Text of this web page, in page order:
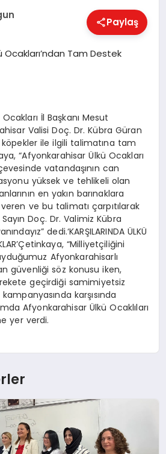
Paylaş
İl Başkanı Mesut
Valisi Doç. Dr. Kübra Güran
köpekler ile ilgili talimatına tam
“Afyonkarahisar Ülkü Ocakları
vatandaşının can
yüksek ve tehlikeli olan
en yakın barınaklara
veren ve bu talimatı çarpıtılarak
Doç. Dr. Valimiz Kübra
dedi.‘KARŞILARINDA ÜLKÜ
“Milliyetçiliğini
Afyonkarahisarlı
güvenliği söz konusu iken,
geçirdiği samimiyetsiz
karşısında
Afyonkarahisar Ülkü Ocaklıları
yer verdi.